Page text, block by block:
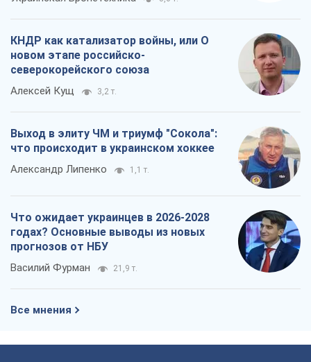
КНДР как катализатор войны, или О
новом этапе российско-
северокорейского союза
Алексей Кущ 3,2 т.
Выход в элиту ЧМ и триумф "Сокола":
что происходит в украинском хоккее
Александр Липенко 1,1 т.
Что ожидает украинцев в 2026-2028
годах? Основные выводы из новых
прогнозов от НБУ
Василий Фурман 21,9 т.
Все мнения